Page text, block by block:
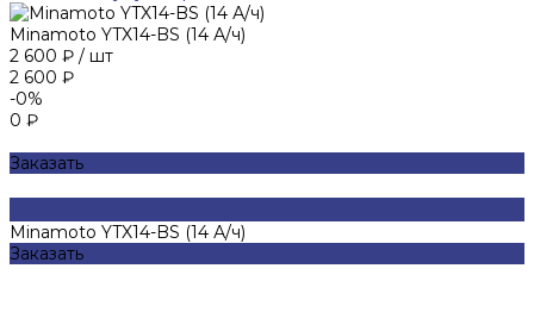
Minamoto YTX14-BS (14 А/ч)
2 600 ₽ / шт
2 600 ₽
-0%
0 ₽
Заказать
Minamoto YTX14-BS (14 А/ч)
Заказать